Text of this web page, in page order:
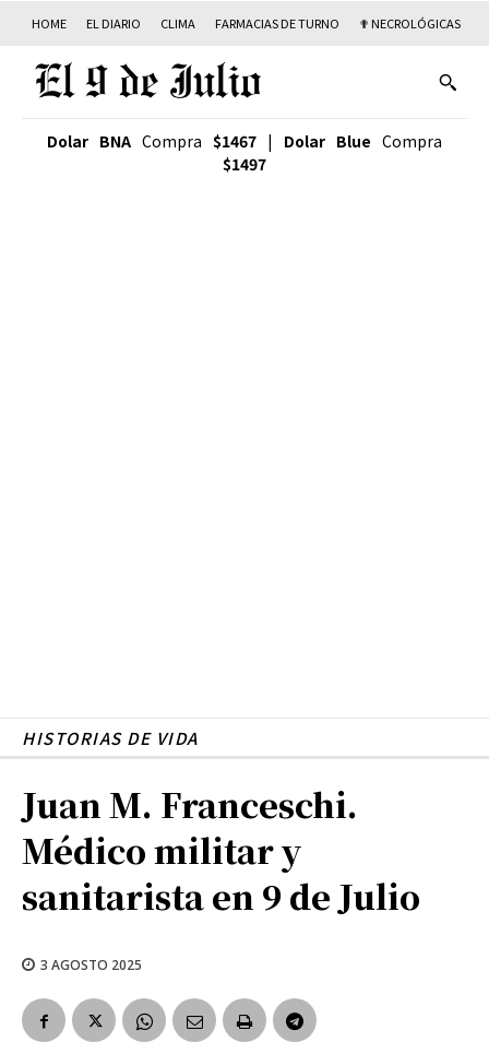
HOME EL DIARIO CLIMA FARMACIAS DE TURNO ✟ NECROLÓGICAS
Dolar BNA Compra $1467 | Dolar Blue Compra
$1497
HISTORIAS DE VIDA
Juan M. Franceschi.
Médico militar y
sanitarista en 9 de Julio
3 AGOSTO 2025